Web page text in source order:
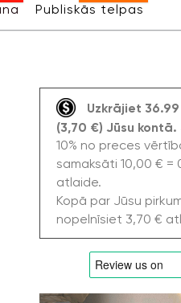
Publiskās telpas
Uzkrājiet
(3,70 €) Jūsu kontā.
10% no preces
samaksāti 10,00 € =
atlaide.
Kopā par Jūsu
nopelnīsiet 3,70 €